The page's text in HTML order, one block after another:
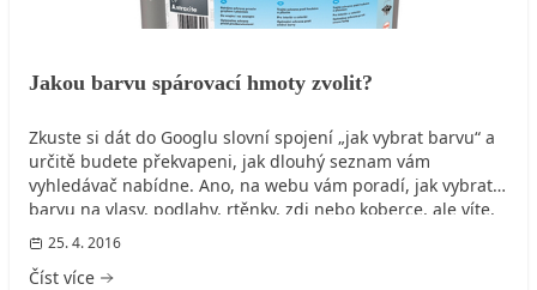
Jakou barvu spárovací hmoty zvolit?
Zkuste si dát do Googlu slovní spojení „jak vybrat barvu“ a
určitě budete překvapeni, jak dlouhý seznam vám
vyhledávač nabídne. Ano, na webu vám poradí, jak vybrat
barvu na vlasy, podlahy, rtěnky, zdi nebo koberce, ale víte,
jak vybrat barvu spárovací hmoty mezi obklady a dlažbu ve
vaší koupelně či kuchyni?
25. 4. 2016
Číst více